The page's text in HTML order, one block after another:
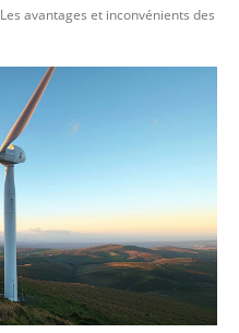
Les avantages et inconvénients des